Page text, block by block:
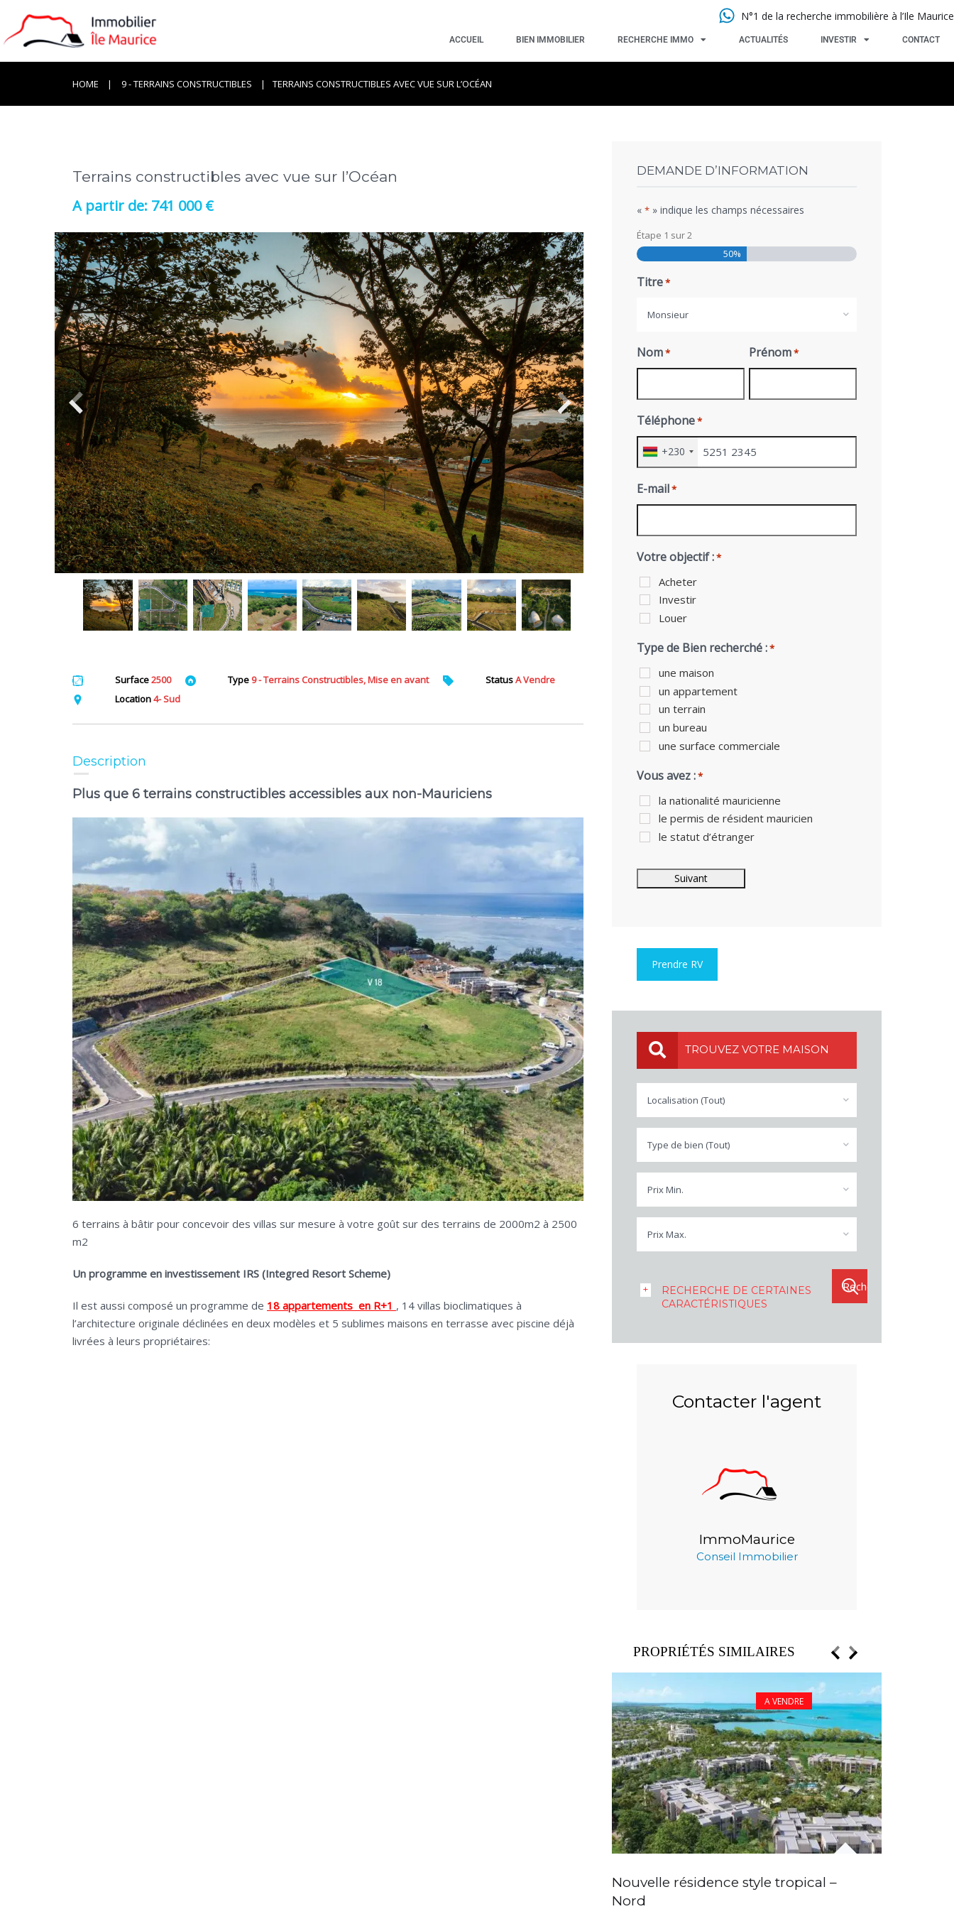
N°1 de la recherche immobilière à l’Ile Maurice
ACCUEIL BIEN IMMOBILIER RECHERCHE IMMO ACTUALITÉS INVESTIR CONTACT
HOME 9 - TERRAINS CONSTRUCTIBLES TERRAINS CONSTRUCTIBLES AVEC VUE SUR L’OCÉAN
Terrains constructibles avec vue sur l’Océan
741 000 €
Surface2500 Type 9 - Terrains Constructibles, Mise en avant StatusA Vendre
Location4- Sud
Description
Plus que 6 terrains constructibles accessibles aux non-Mauriciens
6 terrains à bâtir pour concevoir des villas sur mesure à votre goût sur des terrains de 2000m2 à 2500
m2
Un programme en investissement IRS (Integred Resort Scheme)
Il est aussi composé un programme de 18 appartements en R+1 , 14 villas bioclimatiques à
l’architecture originale déclinées en deux modèles et 5 sublimes maisons en terrasse avec piscine déjà
livrées à leurs propriétaires:
DEMANDE D’INFORMATION
« * » indique les champs nécessaires
Étape 1 sur2
50%
Titre*
Monsieur
Nom* Prénom*
Téléphone*
+230
E-mail*
Votre objectif :*
Acheter
Investir
Louer
Type de Bien recherché :*
une maison
un appartement
un terrain
un bureau
une surface commerciale
Vous avez :*
la nationalité mauricienne
le permis de résident mauricien
le statut d’étranger
Prendre RV
TROUVEZ VOTRE MAISON
Localisation (Tout)
Type de bien (Tout)
Prix Min.
Prix Max.
RECHERCHE DE CERTAINES
CARACTÉRISTIQUES
Contacter l'agent
ImmoMaurice
Conseil Immobilier
PROPRIÉTÉS SIMILAIRES
Nouvelle résidence style tropical –
Nord
A VENDRE